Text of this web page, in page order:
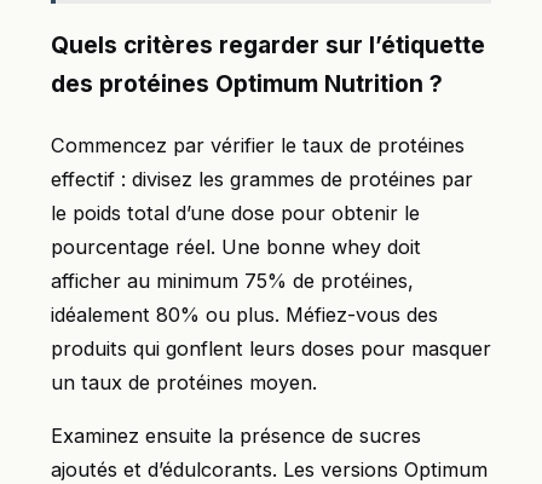
Quels critères regarder sur l’étiquette
des protéines Optimum Nutrition ?
Commencez par vérifier le taux de protéines
effectif : divisez les grammes de protéines par
le poids total d’une dose pour obtenir le
pourcentage réel. Une bonne whey doit
afficher au minimum 75% de protéines,
idéalement 80% ou plus. Méfiez-vous des
produits qui gonflent leurs doses pour masquer
un taux de protéines moyen.
Examinez ensuite la présence de sucres
ajoutés et d’édulcorants. Les versions Optimum